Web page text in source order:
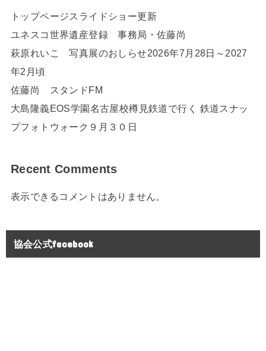
トップページスライドショー更新
ユネスコ世界遺産登録 事務局・佐藤尚
萩原れいこ 写真展のおしらせ2026年7月28日～2027
年2月頃
佐藤尚 スタンドFM
大島隆義EOS学園名古屋校樽見鉄道で行く 鉄道スナッ
プフォトウォーク９月３０日
Recent Comments
表示できるコメントはありません。
協会公式facebook